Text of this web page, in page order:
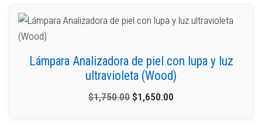
Lámpara Analizadora de piel con lupa y luz
ultravioleta (Wood)
$1,750.00 $1,650.00